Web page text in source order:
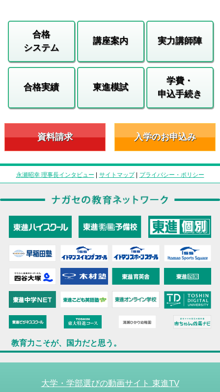
合格
システム
講座案内 実力講師陣
合格実績 東進模試
学費・
申込手続き
資料請求 入学のお申込み
永瀬昭幸 理事長インタビュー | サイトマップ| プライバシー・ポリシー
教育力こそが、国力だと思う。
大学・学部選びの動画サイト 東進TV